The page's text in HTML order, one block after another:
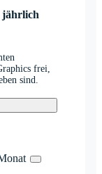
jährlich
frei,
sind.